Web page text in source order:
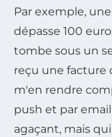
Par exemple,
dépasse 100
tombe sous un
reçu une facture
m'en rendre
push et par
agaçant, mais